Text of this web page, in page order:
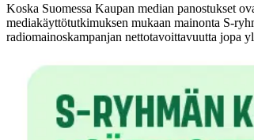
Koska Suomessa Kaupan median panostukset
mediakäyttötutkimuksen mukaan mainonta S-
radiomainoskampanjan nettotavoittavuutta jopa